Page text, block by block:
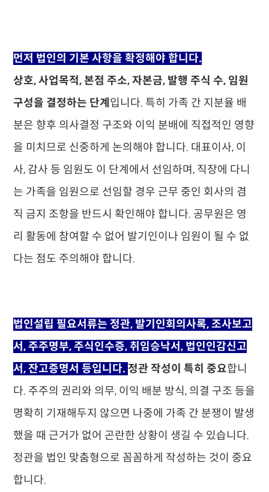
먼저 법인의 기본 사항을 확정해야 합니다.
상호, 사업목적, 본점 주소, 자본금, 발행 주식 수, 임원
구성을 결정하는 단계 입니다. 특히 가족 간 지분율 배
분은 향후 의사결정 구조와 이익 분배에 직접적인 영향
을 미치므로 신중하게 논의해야 합니다. 대표이사, 이
사, 감사 등 임원도 이 단계에서 선임하며, 직장에 다니
는 가족을 임원으로 선임할 경우 근무 중인 회사의 겸
직 금지 조항을 반드시 확인해야 합니다. 공무원은 영
리 활동에 참여할 수 없어 발기인이나 임원이 될 수 없
다는 점도 주의해야 합니다.
법인설립 필요서류는 정관, 발기인회의사록, 조사보고
서, 주주명부, 주식인수증, 취임승낙서, 법인인감신고
서, 잔고증명서 등입니다. 정관 작성이 특히 중요합니
다. 주주의 권리와 의무, 이익 배분 방식, 의결 구조 등을
명확히 기재해두지 않으면 나중에 가족 간 분쟁이 발생
했을 때 근거가 없어 곤란한 상황이 생길 수 있습니다.
정관을 법인 맞춤형으로 꼼꼼하게 작성하는 것이 중요
합니다.